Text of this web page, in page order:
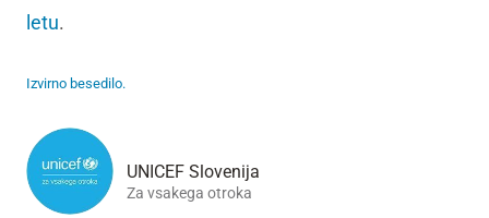
letu.
Izvirno besedilo.
UNICEF Slovenija
Za vsakega otroka